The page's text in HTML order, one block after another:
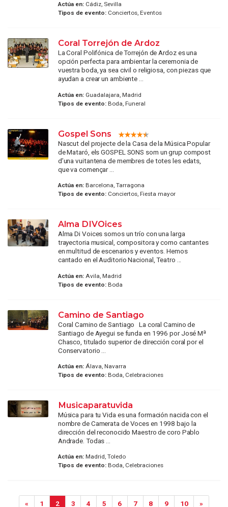
Actúa en:Cádiz, Sevilla
Tipos de evento:Conciertos, Eventos
Coral Torrejón de Ardoz
La Coral Polifónica de Torrejón de Ardoz es una
opción perfecta para ambientar la ceremonia de
vuestra boda, ya sea civil o religiosa, con piezas que
ayudan a crear un ambiente ...
Actúa en:Guadalajara, Madrid
Tipos de evento:Boda, Funeral
Gospel Sons
Nascut del projecte de la Casa de la Música Popular
de Mataró, els GOSPEL SONS som un grup compost
d’una vuitantena de membres de totes les edats,
que va començar ...
Actúa en:Barcelona, Tarragona
Tipos de evento:Conciertos, Fiesta mayor
Alma DIVOices
Alma Di Voices somos un trío con una larga
trayectoria musical, compositora y como cantantes
en multitud de escenarios y eventos. Hemos
cantado en el Auditorio Nacional, Teatro ...
Actúa en:Avila, Madrid
Tipos de evento:Boda
Camino de Santiago
Coral Camino de Santiago La coral Camino de
Santiago de Ayegui se funda en 1996 por José Mª
Chasco, titulado superior de dirección coral por el
Conservatorio ...
Actúa en:Álava, Navarra
Tipos de evento:Boda, Celebraciones
Musicaparatuvida
Música para tu Vida es una formación nacida con el
nombre de Camerata de Voces en 1998 bajo la
dirección del reconocido Maestro de coro Pablo
Andrade. Todas ...
Actúa en:Madrid, Toledo
Tipos de evento:Boda, Celebraciones
« 1 2 3 4 5 6 7 8 9 10 »